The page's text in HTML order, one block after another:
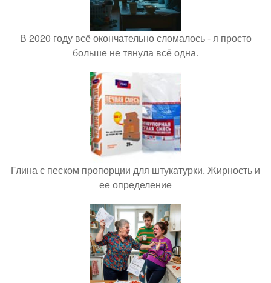
В 2020 году всё окончательно сломалось - я просто
больше не тянула всё одна.
Глина с песком пропорции для штукатурки. Жирность и
ее определение